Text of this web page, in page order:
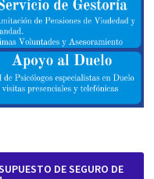
DE SEGURO DE